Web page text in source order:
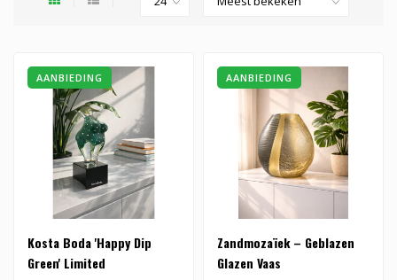
AANBIEDING
Kosta Boda 'Happy Dip
Green' Limited
AANBIEDING
Zandmozaïek – Geblazen
Glazen Vaas